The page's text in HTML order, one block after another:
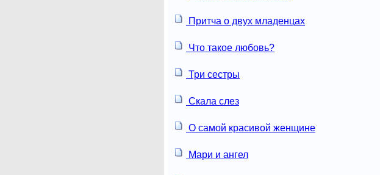
Притча о двух младенцах
Что такое любовь?
Три сестры
Скала слез
О самой красивой женщине
Мари и ангел